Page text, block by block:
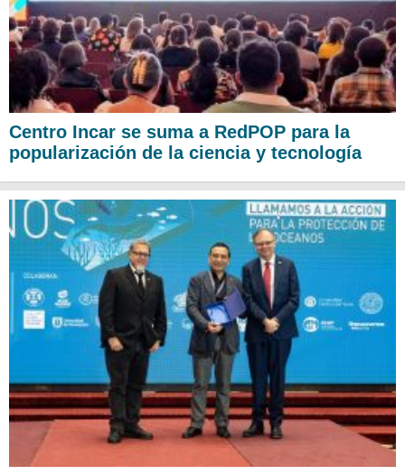
Centro Incar se suma a RedPOP para la
popularización de la ciencia y tecnología